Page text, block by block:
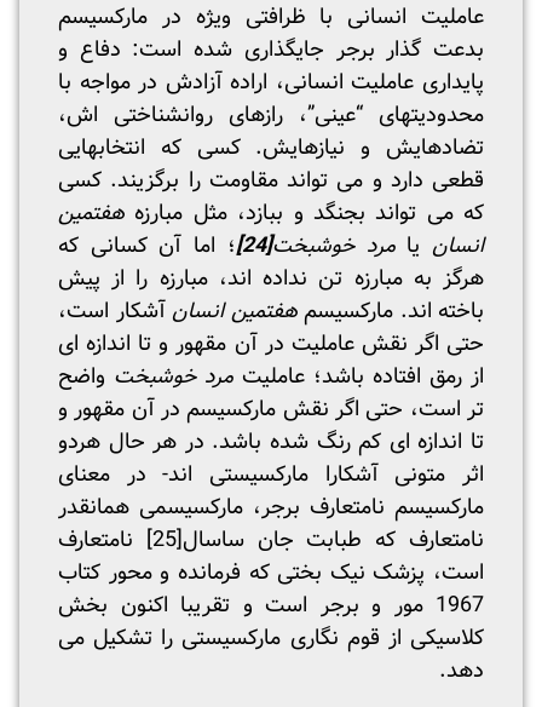
عاملیت انسانی با ظرافتی ویژه در مارکسیسم
بدعت گذار برجر جایگذاری شده است: دفاع و
پایداری عاملیت انسانی، اراده آزادش در مواجه با
محدودیتهای “عینی”، رازهای روانشناختی اش،
تضادهایش و نیازهایش. کسی که انتخابهایی
قطعی دارد و می تواند مقاومت را برگزیند. کسی
که می تواند بجنگد و ببازد، مثل مبارزه هفتمین
انسانیامرد خوشبخت[24]
؛ اما آن کسانی که
هرگز به مبارزه تن نداده اند، مبارزه را از پیش
باخته اند. مارکسیسمهفتمین انسانآشکار است،
حتی اگر نقش عاملیت در آن مقهور و تا اندازه ای
از رمق افتاده باشد؛ عاملیت مرد خوشبخت واضح
تر است، حتی اگر نقش مارکسیسم در آن مقهور و
تا اندازه ای کم رنگ شده باشد. در هر حال هردو
اثر متونی آشکارا مارکسیستی اند- در معنای
مارکسیسم نامتعارف برجر، مارکسیسمی همانقدر
نامتعارف که طبابت جان ساسال[25]
نامتعارف
است، پزشک نیک بختی که فرمانده و محور کتاب
1967 مور و برجر است و تقریبا اکنون بخش
کلاسیکی از قوم نگاری مارکسیستی را تشکیل می
دهد.